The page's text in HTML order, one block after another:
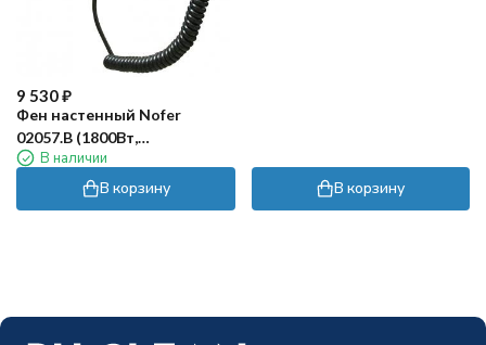
9 530₽
Фен настенный Nofer
02057.B (1800Вт,
антивандальный, черный/
металлик)
В наличии
В корзину В корзину